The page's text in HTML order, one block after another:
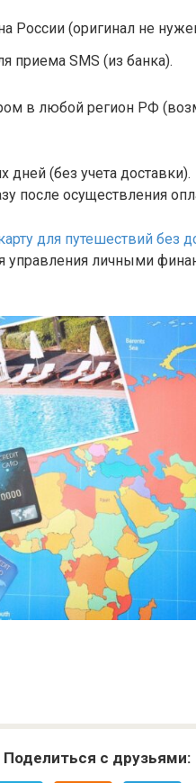
России (оригинал не
приема SMS (из банка).
в любой регион РФ
дней (без учета доставки).
после осуществления
для путешествий без
личными
Поделиться с друзьями: